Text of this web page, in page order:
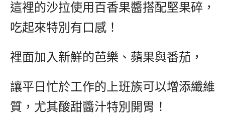
這裡的沙拉使用百香果醬搭配堅果碎，
吃起來特別有口感！
裡面加入新鮮的芭樂、蘋果與番茄，
讓平日忙於工作的上班族可以增添纖維
質，尤其酸甜醬汁特別開胃！